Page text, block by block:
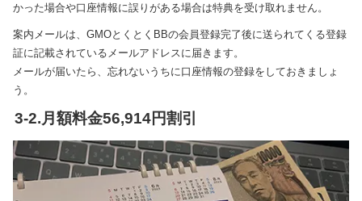
かった場合や口座情報に誤りがある場合は特典を受け取れません。
案内メールは、GMOとくとくBBの会員登録完了後に送られてくる登録
証に記載されているメールアドレスに届きます。
メールが届いたら、忘れないうちに口座情報の登録をしておきましょ
う。
3-2.月額料金56,914円割引